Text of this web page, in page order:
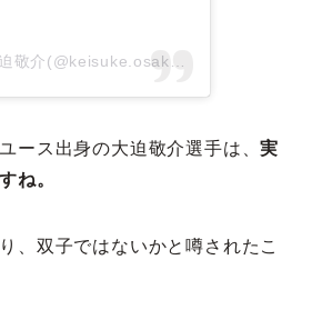
ース出身の大迫敬介選手は、実
ね。
、双子ではないかと噂されたこ